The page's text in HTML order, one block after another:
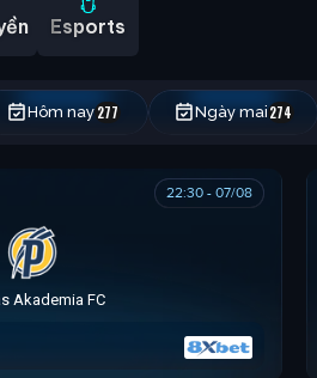
Esports
Hôm nay 277 Ngày mai274
22:30 - 07/08
Akademia FC